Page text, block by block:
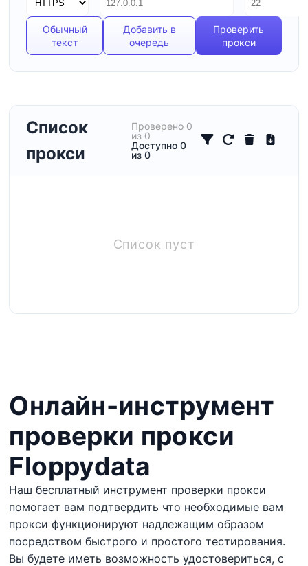
Обычный
текст
Добавить в
очередь
Проверить
прокси
Список
прокси
Проверено 0
из 0
Доступно 0
из 0
ВсеHTTP HTTPS SOCKS4
Список пуст
Порт
Действия
Онлайн-инструмент
проверки прокси
Floppydata
Наш бесплатный инструмент проверки прокси
помогает вам подтвердить что необходимые вам
прокси функционируют надлежащим образом
посредством быстрого и простого тестирования.
Вы будете иметь возможность удостовериться,с